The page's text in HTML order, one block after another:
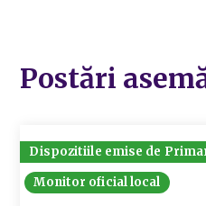
Postări
Dispozitiile emise de
Monitor oficial local